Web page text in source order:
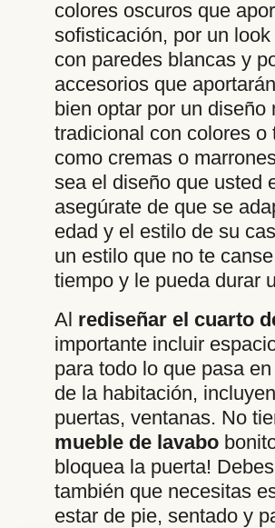
colores oscuros que
sofisticación, por un
con paredes blancas y
accesorios que
bien optar por un diseño
tradicional con colores o
como cremas o
sea el diseño que usted
asegúrate de que se
edad y el estilo de su
un estilo que no te
tiempo y le pueda durar
Al rediseñar el cuarto
importante incluir
para todo lo que pasa
de la habitación,
puertas, ventanas. No
mueble de lavabo
bloquea la puerta!
también que necesitas
estar de pie, sentado y